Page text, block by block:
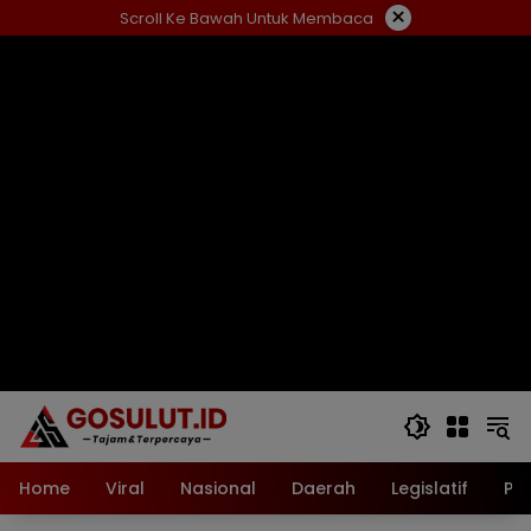
ke
Scroll Ke Bawah Untuk Membaca ×
Home Viral Nasional Daerah Legislatif